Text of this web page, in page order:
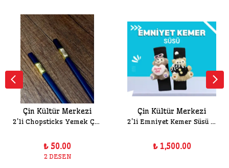
Çin Kültür Merkezi
2'li Chopsticks Yemek Çubuğu
₺ 50.00
2 DESEN
Çin Kültür Merkezi
2'li Emniyet Kemer Süsü Seti
₺ 1,500.00